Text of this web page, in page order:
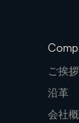
ご挨拶
沿革
会社